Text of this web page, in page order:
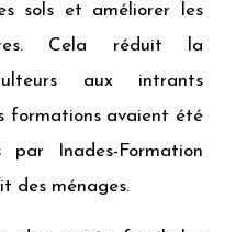
sols et améliorer les
Cela réduit la
aux intrants
formations avaient été
par Inades-Formation
des ménages.